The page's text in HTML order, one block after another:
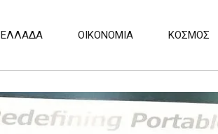
ΕΛΛΑΔΑ ΟΙΚΟΝΟΜΙΑ ΚΟΣΜΟΣ